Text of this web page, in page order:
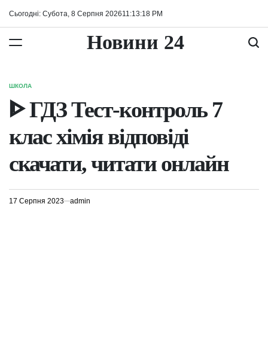
Сьогодні: Субота, 8 Серпня 202611 :13:18 PM
Новини 24
ОПУБЛІКУВАТИ
У
ШКОЛА
ᐈ ГДЗ Тест-контроль 7
клас хімія відповіді
скачати, читати онлайн
17 Серпня 2023 admin